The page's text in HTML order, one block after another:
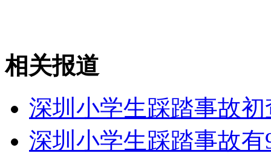
张家港高校伤害案后续：嫌犯悲观厌世伤人求解压
山西运城恶犬咬伤多人 警民合力深夜将其击毙
相关报道
深圳小学生踩踏事故
深圳小学生踩踏事故